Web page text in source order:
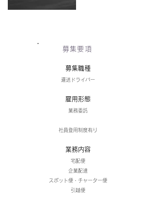
募集要項
​募集職種
運送ドライバー
雇用形態
業務委託
​社員登用制度有り
業務内容
宅配便
企業配達
スポット便・チャーター便
引越便